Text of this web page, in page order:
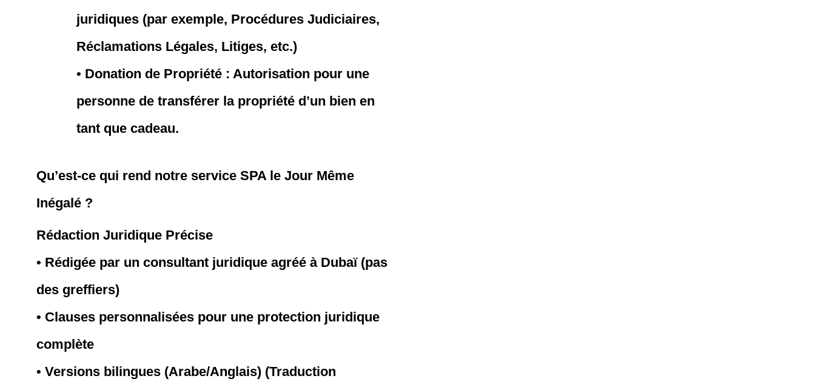
juridiques (par exemple, Procédures Judiciaires,
Réclamations Légales, Litiges, etc.)
• Donation de Propriété : Autorisation pour une
personne de transférer la propriété d’un bien en
tant que cadeau.
Qu’est-ce qui rend notre service SPA le Jour Même
Inégalé ?
Rédaction Juridique Précise
• Rédigée par un consultant juridique agréé à Dubaï (pas
des greffiers)
• Clauses personnalisées pour une protection juridique
complète
• Versions bilingues (Arabe/Anglais) (Traduction